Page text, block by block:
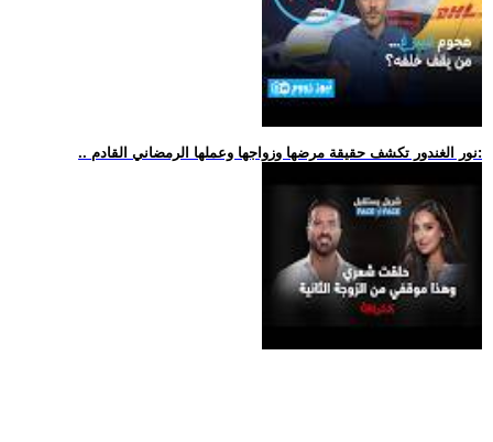
.. نور الغندور تكشف حقيقة مرضها وزواجها وعملها الرمضاني القادم: